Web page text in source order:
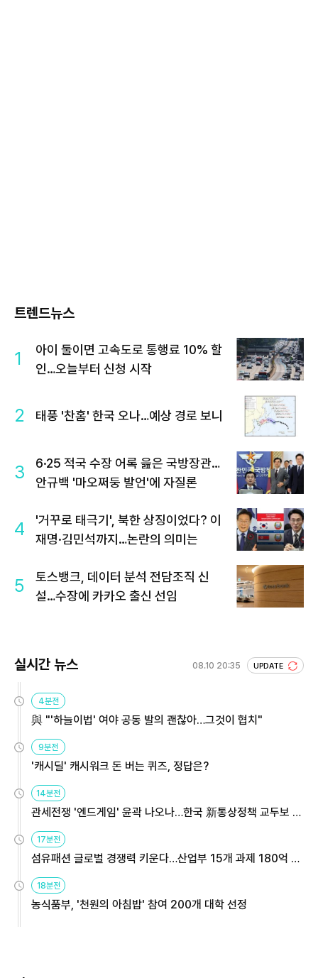
트렌드뉴스
1
아이 둘이면 고속도로 통행료 10% 할
인…오늘부터 신청 시작
2 태풍 '찬홈' 한국 오나…예상 경로 보니
3
6·25 적국 수장 어록 읊은 국방장관…
안규백 '마오쩌둥 발언'에 자질론
4
'거꾸로 태극기', 북한 상징이었다? 이
재명·김민석까지…논란의 의미는
5
토스뱅크, 데이터 분석 전담조직 신
설…수장에 카카오 출신 선임
실시간 뉴스 08.10 20:35 UPDATE
4분전
與 "'하늘이법' 여야 공동 발의 괜찮아…그것이 협치"
9분전
'캐시딜' 캐시워크 돈 버는 퀴즈, 정답은?
14분전
관세전쟁 '엔드게임' 윤곽 나오나…한국 新통상정책 교두보 활
17분전
섬유패션 글로벌 경쟁력 키운다…산업부 15개 과제 180억 지
18분전
농식품부, '천원의 아침밥' 참여 200개 대학 선정